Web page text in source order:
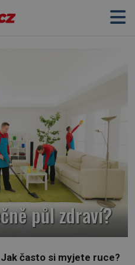
půl zdraví?
často si myjete ruce?